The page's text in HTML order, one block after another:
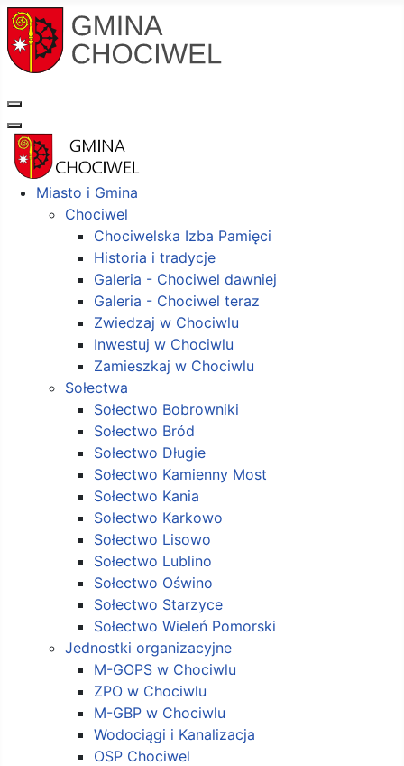
Miasto i Gmina
Chociwel
Chociwelska Izba Pamięci
Historia i tradycje
Galeria - Chociwel dawniej
Galeria - Chociwel teraz
Zwiedzaj w Chociwlu
Inwestuj w Chociwlu
Zamieszkaj w Chociwlu
Sołectwa
Sołectwo Bobrowniki
Sołectwo Bród
Sołectwo Długie
Sołectwo Kamienny Most
Sołectwo Kania
Sołectwo Karkowo
Sołectwo Lisowo
Sołectwo Lublino
Sołectwo Oświno
Sołectwo Starzyce
Sołectwo Wieleń Pomorski
Jednostki organizacyjne
M-GOPS w Chociwlu
ZPO w Chociwlu
M-GBP w Chociwlu
Wodociągi i Kanalizacja
OSP Chociwel